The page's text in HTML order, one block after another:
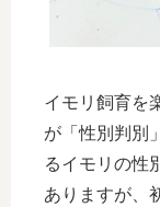
イモリ飼育を
が「性別判別
るイモリの性
ありますが、